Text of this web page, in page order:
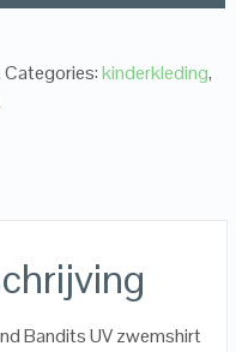
Categories:kinderkleding,
Bandits UV zwemshirt